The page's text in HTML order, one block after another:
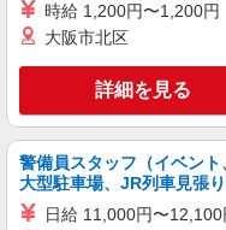
時給 1,200円〜1,200円
大阪市北区
詳細を見る
警備員スタッフ（イベント
大型駐車場、JR列車見張り
日給 11,000円〜12,100